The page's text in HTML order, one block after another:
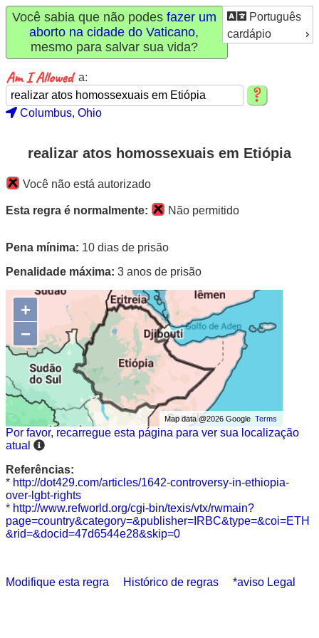
Português
cardápio
Você sabia que não podes fazer um
aborto na cidade do Vaticano,
mesmo para salvar sua vida?
a:
Columbus, Ohio
realizar atos homossexuais em Etiópia
Você não está autorizado
Esta regra é normalmente: Não permitido
Pena mínima: 10 dias de prisão
Penalidade máxima: 3 anos de prisão
+
−
Map data @2026 GoogleTerms
Por favor, recarregue esta página para ver sua localização
atual
Referências:
* http://dot429.com/articles/1642-controversy-in-ethiopia-
over-lgbt-rights
* http://www.refworld.org/cgi-bin/texis/vtx/rwmain?
page=country&category=&publisher=IRBC&type=&coi=ETH
&rid=&docid=47d6544e28&skip=0
Modifique esta regra Histórico de regras *aviso Legal